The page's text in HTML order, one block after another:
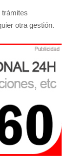
otra gestión.